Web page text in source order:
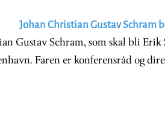
Johan Christian Gustav Schram
Gustav Schram, som skal bli
Faren er konferensråd og